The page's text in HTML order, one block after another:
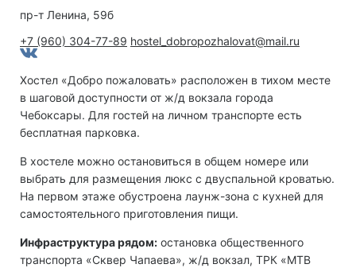
пр-т Ленина, 59б
+7 (960) 304-77-89 hostel_dobropozhalovat@mail.ru
Хостел «Добро пожаловать» расположен в тихом месте
в шаговой доступности от ж/д вокзала города
Чебоксары. Для гостей на личном транспорте есть
бесплатная парковка.
В хостеле можно остановиться в общем номере или
выбрать для размещения люкс с двуспальной кроватью.
На первом этаже обустроена лаунж-зона с кухней для
самостоятельного приготовления пищи.
Инфраструктура рядом: остановка общественного
транспорта «Сквер Чапаева», ж/д вокзал, ТРК «МТВ